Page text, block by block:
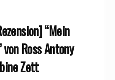
“Mein
Ross Antony
Zett